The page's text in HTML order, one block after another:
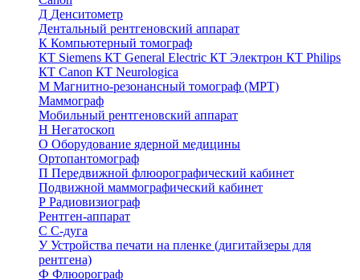
Д Денситометр
Дентальный рентгеновский аппарат
К Компьютерный томограф
КТ Siemens КТ General Electric КТ Электрон КТ Philips
КТ Canon КТ Neurologica
М Магнитно-резонансный томограф (МРТ)
Маммограф
Мобильный рентгеновский аппарат
Н Негатоскоп
О Оборудование ядерной медицины
Ортопантомограф
П Передвижной флюорографический кабинет
Подвижной маммографический кабинет
Р Радиовизиограф
Рентген-аппарат
С С-дуга
УУстройства печати на пленке (дигитайзеры для
рентгена)
Ф Флюорограф